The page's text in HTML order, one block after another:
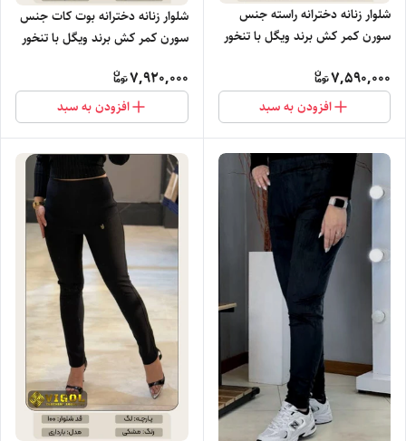
شلوار زنانه دخترانه راسته جنس
سورن کمر کش برند ویگل با تنخور
7,590,000
افزودن به سبد
شلوار زنانه دخترانه بوت کات جنس
سورن کمر کش برند ویگل با تنخور
7,920,000
افزودن به سبد